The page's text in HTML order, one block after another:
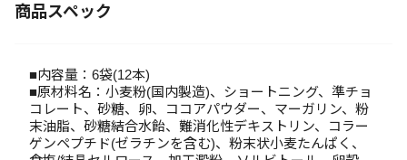
商品スペック
■内容量：6袋(12本)
■原材料名：小麦粉(国内製造)、ショートニング、準チョ
コレート、砂糖、卵、ココアパウダー、マーガリン、粉
末油脂、砂糖結合水飴、難消化性デキストリン、コラー
ゲンペプチド(ゼラチンを含む)、粉末状小麦たんぱく、